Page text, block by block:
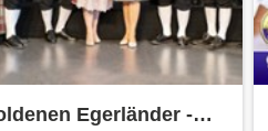
Egerländer -